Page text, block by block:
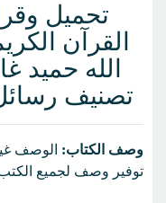
تحميل
القرآن
تصنيف
وصف الكتاب: الوصف
توفير وصف لجميع